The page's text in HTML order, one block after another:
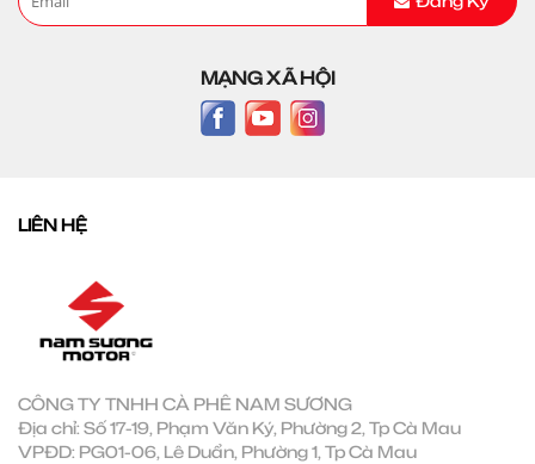
MẠNG XÃ HỘI
LIÊN HỆ
CÔNG TY TNHH CÀ PHÊ NAM SƯƠNG
Địa chỉ: Số 17-19, Phạm Văn Ký, Phường 2, Tp Cà Mau
VPĐD: PG01-06, Lê Duẩn, Phường 1, Tp Cà Mau